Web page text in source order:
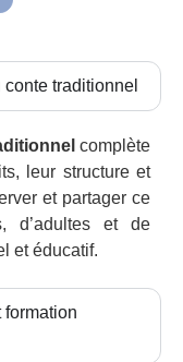
traditionnel
complète
leur structure et
et partager ce
d’adultes et de
et éducatif.
formation